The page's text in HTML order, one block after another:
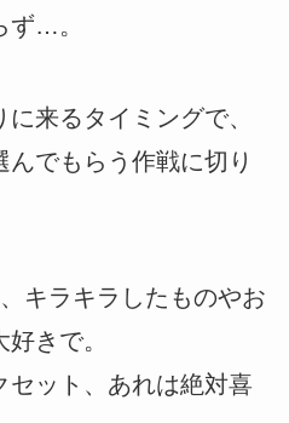
ず…。
来るタイミングで、
んでもらう作戦に切り
キラキラしたものやお
きで。
セット、あれは絶対喜